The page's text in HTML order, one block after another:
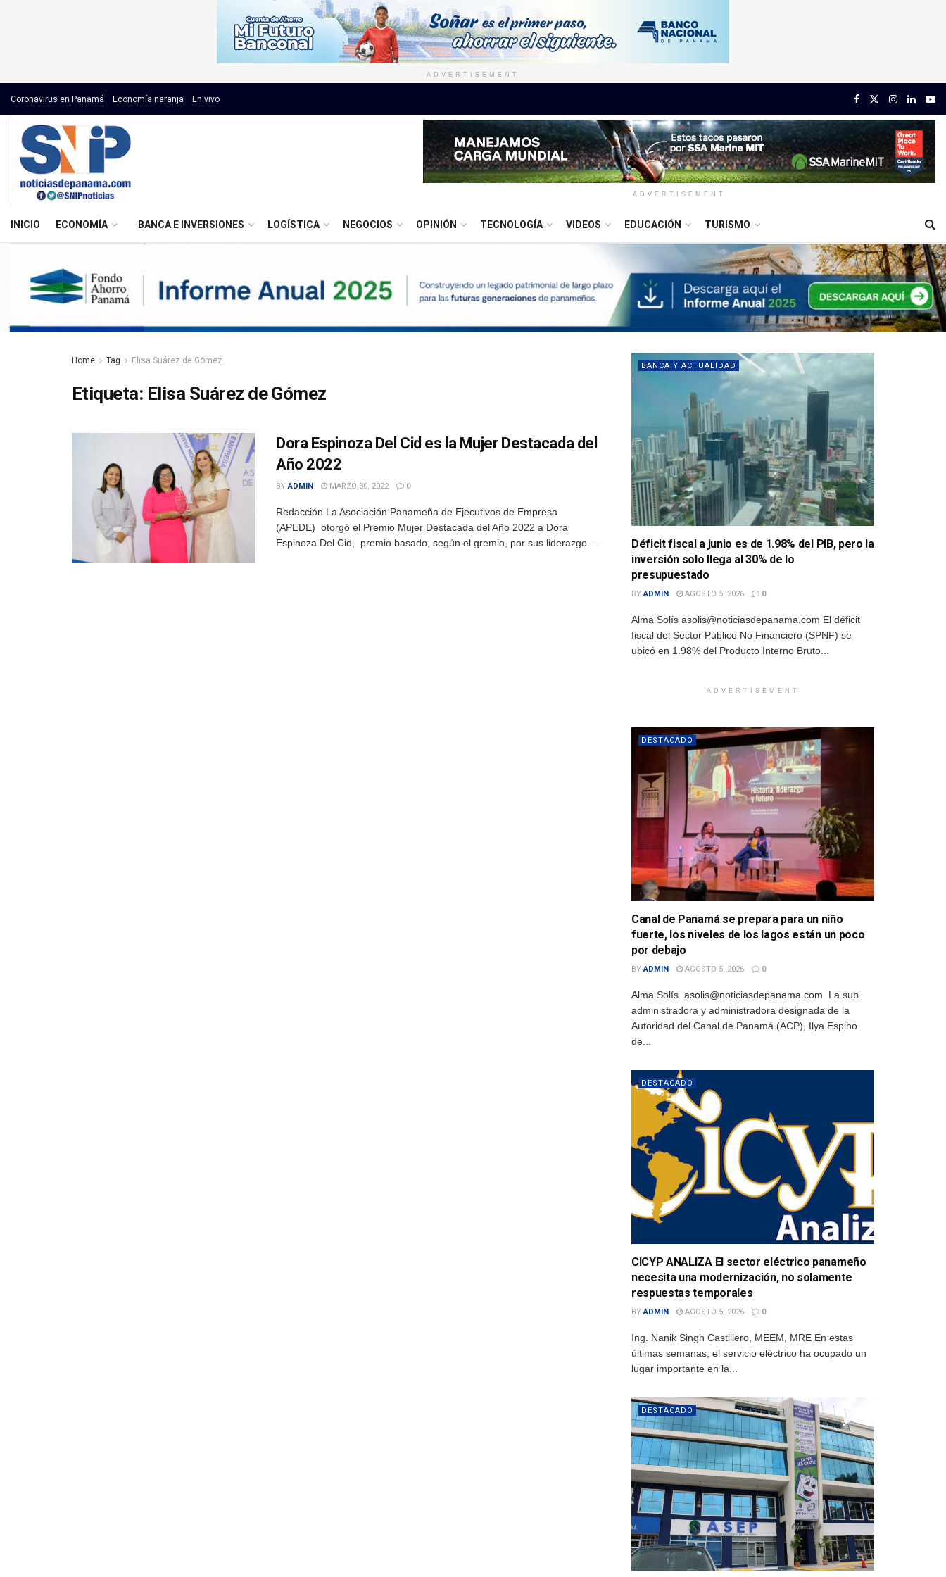
ADVERTISEMENT
Coronavirus en Panamá Economía naranja En vivo
ADVERTISEMENT
INICIO ECONOMÍA BANCA E INVERSIONES LOGÍSTICA NEGOCIOS OPINIÓN TECNOLOGÍA VIDEOS EDUCACIÓN TURISMO
Home Tag Elisa Suárez de Gómez
Etiqueta: Elisa Suárez de Gómez
Dora Espinoza Del Cid es la Mujer Destacada del
Año 2022
BY ADMIN MARZO 30, 2022 0
Redacción La Asociación Panameña de Ejecutivos de Empresa
(APEDE) otorgó el Premio Mujer Destacada del Año 2022 a Dora
Espinoza Del Cid, premio basado, según el gremio, por sus liderazgo ...
BANCA Y ACTUALIDAD
Déficit fiscal a junio es de 1.98% del PIB, pero la
inversión solo llega al 30% de lo
presupuestado
BY ADMIN AGOSTO 5, 2026 0
Alma Solís asolis@noticiasdepanama.com El déficit
fiscal del Sector Público No Financiero (SPNF) se
ubicó en 1.98% del Producto Interno Bruto...
ADVERTISEMENT
DESTACADO
Canal de Panamá se prepara para un niño
fuerte, los niveles de los lagos están un poco
por debajo
BY ADMIN AGOSTO 5, 2026 0
Alma Solís asolis@noticiasdepanama.com La sub
administradora y administradora designada de la
Autoridad del Canal de Panamá (ACP), Ilya Espino
de...
DESTACADO
CICYP ANALIZA El sector eléctrico panameño
necesita una modernización, no solamente
respuestas temporales
BY ADMIN AGOSTO 5, 2026 0
Ing. Nanik Singh Castillero, MEEM, MRE En estas
últimas semanas, el servicio eléctrico ha ocupado un
lugar importante en la...
DESTACADO